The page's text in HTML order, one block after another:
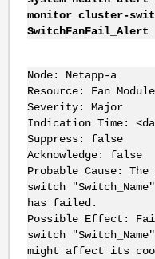
monitor cluster-
SwitchFanFail_Alert
Node: Netapp-a
Resource: Fan
Severity: Major
Indication Time:
Suppress: false
Acknowledge: false
Probable Cause:
switch "Switch_Name"
has failed.
Possible Effect:
switch "Switch_Name"
might affect its